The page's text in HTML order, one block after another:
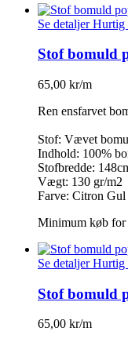
Se detaljerHurtig
Stof bomuld
65,00 kr/m
Ren ensfarvet
Stof: Vævet
Indhold: 100%
Stofbredde:
Vægt: 130 gr/m2
Farve: Citron
Minimum køb for
Se detaljerHurtig
Stof bomuld
65,00 kr/m